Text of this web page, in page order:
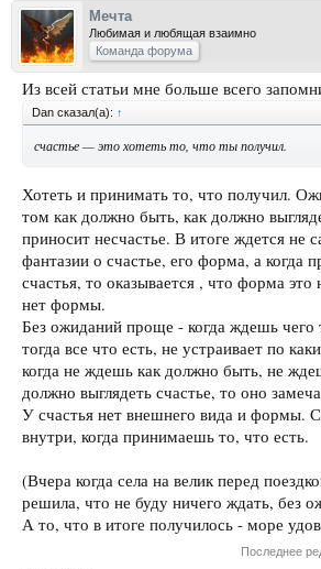
Мечта
Любимая и любящая взаимно
Команда форума
Из всей статьи мне больше всего
Dan сказал(а): ↑
счастье — это хотеть то, что ты получил.
Хотеть и принимать то, что получил.
том как должно быть, как должно
приносит несчастье. В итоге ждется не
фантазии о счастье, его форма, а когда
счастья, то оказывается , что форма это
нет формы.
Без ожиданий проще - когда ждешь чего
тогда все что есть, не устраивает по
когда не ждешь как должно быть, не
должно выглядеть счастье, то оно
У счастья нет внешнего вида и формы.
внутри, когда принимаешь то, что есть.
(Вчера когда села на велик перед
решила, что не буду ничего ждать, без
А то, что в итоге получилось - море
Последнее